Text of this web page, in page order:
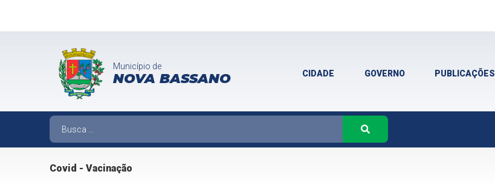
Município de
NOVA BASSANO CIDADE GOVERNO PUBLICAÇÕES
Covid - Vacinação